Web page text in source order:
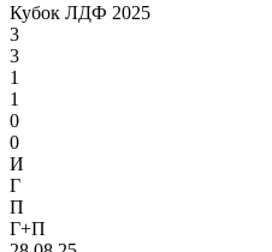
Кубок ЛДФ 2025
3
3
1
1
0
0
И
Г
П
Г+П